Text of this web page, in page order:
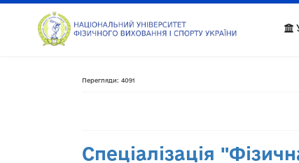
Перегляди: 4091
Спеціалізація